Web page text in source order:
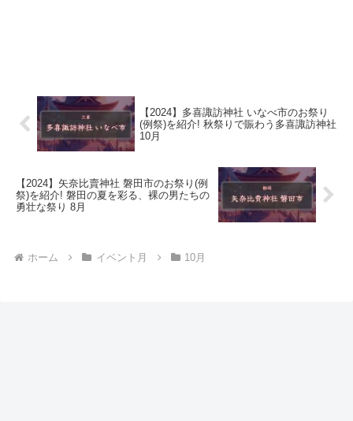
【2024】多喜諏訪神社 いなべ市のお祭り
(例祭)を紹介! 秋祭りで賑わう多喜諏訪神社
10月
【2024】矢奈比賣神社 磐田市のお祭り(例
祭)を紹介! 磐田の夏を彩る、裸の男たちの
勇壮な祭り 8月
ホーム イベント月 10月